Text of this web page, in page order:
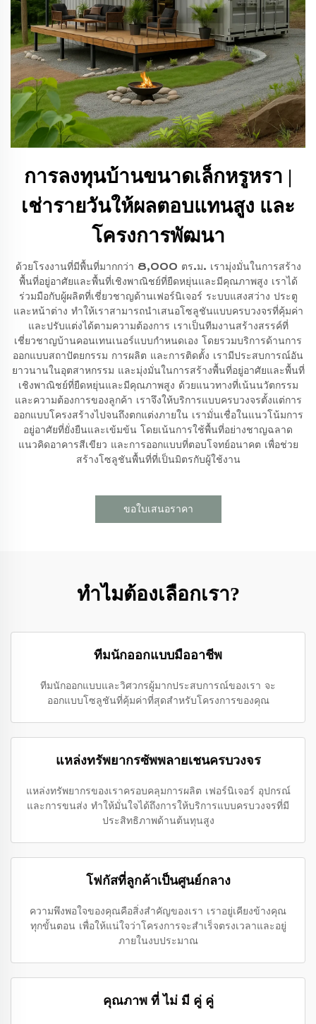
การลงทุนบ้านขนาดเล็กหรูหรา |
เช่ารายวันให้ผลตอบแทนสูง และ
โครงการพัฒนา
ด้วยโรงงานที่มีพื้นที่มากกว่า 8,000 ตร.ม. เรามุ่งมั่นในการสร้าง
พื้นที่อยู่อาศัยและพื้นที่เชิงพาณิชย์ที่ยืดหยุ่นและมีคุณภาพสูง เราได้
ร่วมมือกับผู้ผลิตที่เชี่ยวชาญด้านเฟอร์นิเจอร์ ระบบแสงสว่าง ประตู
และหน้าต่าง ทำให้เราสามารถนำเสนอโซลูชันแบบครบวงจรที่คุ้มค่า
และปรับแต่งได้ตามความต้องการ เราเป็นทีมงานสร้างสรรค์ที่
เชี่ยวชาญบ้านคอนเทนเนอร์แบบกำหนดเอง โดยรวมบริการด้านการ
ออกแบบสถาปัตยกรรม การผลิต และการติดตั้ง เรามีประสบการณ์อัน
ยาวนานในอุตสาหกรรม และมุ่งมั่นในการสร้างพื้นที่อยู่อาศัยและพื้นที่
เชิงพาณิชย์ที่ยืดหยุ่นและมีคุณภาพสูง ด้วยแนวทางที่เน้นนวัตกรรม
และความต้องการของลูกค้า เราจึงให้บริการแบบครบวงจรตั้งแต่การ
ออกแบบโครงสร้างไปจนถึงตกแต่งภายใน เรามั่นเชื่อในแนวโน้มการ
อยู่อาศัยที่ยั่งยืนและเข้มข้น โดยเน้นการใช้พื้นที่อย่างชาญฉลาด
แนวคิดอาคารสีเขียว และการออกแบบที่ตอบโจทย์อนาคต เพื่อช่วย
สร้างโซลูชันพื้นที่ที่เป็นมิตรกับผู้ใช้งาน
ขอใบเสนอราคา
ทำไมต้องเลือกเรา?
ทีมนักออกแบบมืออาชีพ
ทีมนักออกแบบและวิศวกรผู้มากประสบการณ์ของเรา จะ
ออกแบบโซลูชันที่คุ้มค่าที่สุดสำหรับโครงการของคุณ
แหล่งทรัพยากรซัพพลายเชนครบวงจร
แหล่งทรัพยากรของเราครอบคลุมการผลิต เฟอร์นิเจอร์ อุปกรณ์
และการขนส่ง ทำให้มั่นใจได้ถึงการให้บริการแบบครบวงจรที่มี
ประสิทธิภาพด้านต้นทุนสูง
โฟกัสที่ลูกค้าเป็นศูนย์กลาง
ความพึงพอใจของคุณคือสิ่งสำคัญของเรา เราอยู่เคียงข้างคุณ
ทุกขั้นตอน เพื่อให้แน่ใจว่าโครงการจะสำเร็จตรงเวลาและอยู่
ภายในงบประมาณ
คุณภาพ ที่ ไม่ มี คู่ คู่